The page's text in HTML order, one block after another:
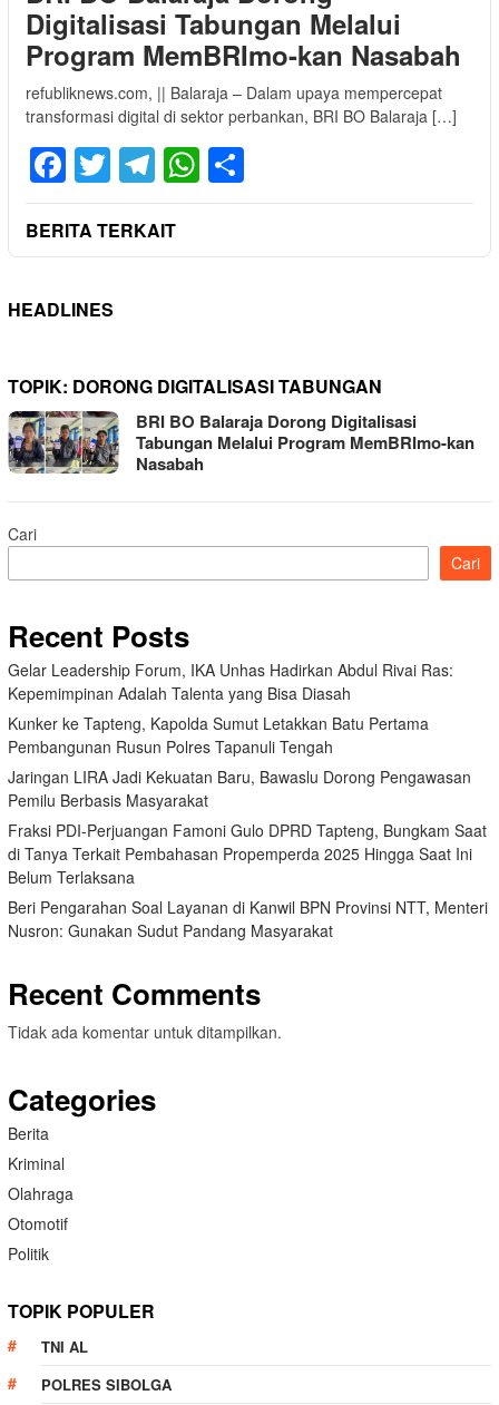
Digitalisasi Tabungan Melalui
Program MemBRImo-kan Nasabah
refubliknews.com, || Balaraja – Dalam upaya mempercepat
transformasi digital di sektor perbankan, BRI BO Balaraja […]
Facebook
Twitter
Telegram
WhatsApp
BERITA TERKAIT
HEADLINES
TOPIK: DORONG DIGITALISASI TABUNGAN
BRI BO Balaraja Dorong Digitalisasi
Tabungan Melalui Program MemBRImo-kan
Nasabah
Cari
Cari
Recent Posts
Gelar Leadership Forum, IKA Unhas Hadirkan Abdul Rivai Ras:
Kepemimpinan Adalah Talenta yang Bisa Diasah
Kunker ke Tapteng, Kapolda Sumut Letakkan Batu Pertama
Pembangunan Rusun Polres Tapanuli Tengah
Jaringan LIRA Jadi Kekuatan Baru, Bawaslu Dorong Pengawasan
Pemilu Berbasis Masyarakat
Fraksi PDI-Perjuangan Famoni Gulo DPRD Tapteng, Bungkam Saat
di Tanya Terkait Pembahasan Propemperda 2025 Hingga Saat Ini
Belum Terlaksana
Beri Pengarahan Soal Layanan di Kanwil BPN Provinsi NTT, Menteri
Nusron: Gunakan Sudut Pandang Masyarakat
Recent Comments
Tidak ada komentar untuk ditampilkan.
Categories
Berita
Kriminal
Olahraga
Otomotif
Politik
TOPIK POPULER
TNI AL
POLRES SIBOLGA